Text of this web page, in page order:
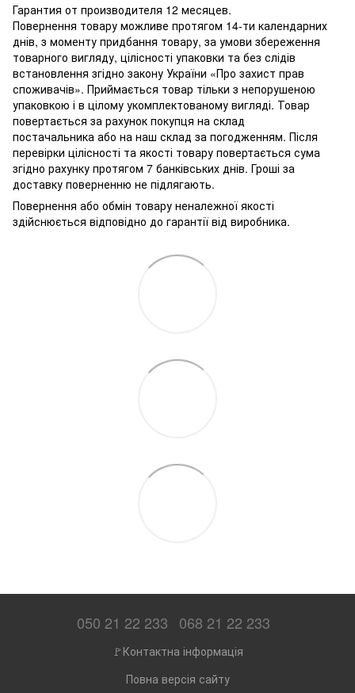
Гарантия от производителя 12 месяцев.
Повернення товару можливе протягом 14-ти календарних
днів, з моменту придбання товару, за умови збереження
товарного вигляду, цілісності упаковки та без слідів
встановлення згідно закону України «Про захист прав
споживачів». Приймається товар тільки з непорушеною
упаковкою і в цілому укомплектованому вигляді. Товар
повертається за рахунок покупця на склад
постачальника або на наш склад за погодженням. Після
перевірки цілісності та якості товару повертається сума
згідно рахунку протягом 7 банківських днів. Гроші за
доставку поверненню не підлягають.
Повернення або обмін товару неналежної якості
здійснюється відповідно до гарантії від виробника.
050 21 22 233 068 21 22 233
🚩Контактна інформація
Повна версія сайту